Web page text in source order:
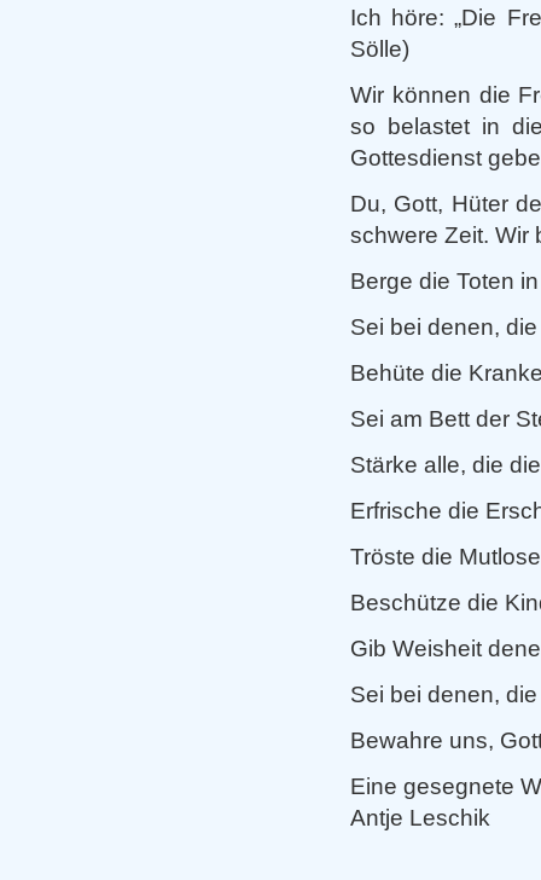
Ich höre: „Die
Sölle)
Wir können die
so belastet in
Gottesdienst
Du, Gott, Hüter
schwere Zeit. Wir
Berge die Toten
Sei bei denen,
Behüte die
Sei am Bett der
Stärke alle, die
Erfrische die
Tröste die
Beschütze die
Gib Weisheit
Sei bei denen,
Bewahre uns,
Eine gesegnete
Antje Leschik